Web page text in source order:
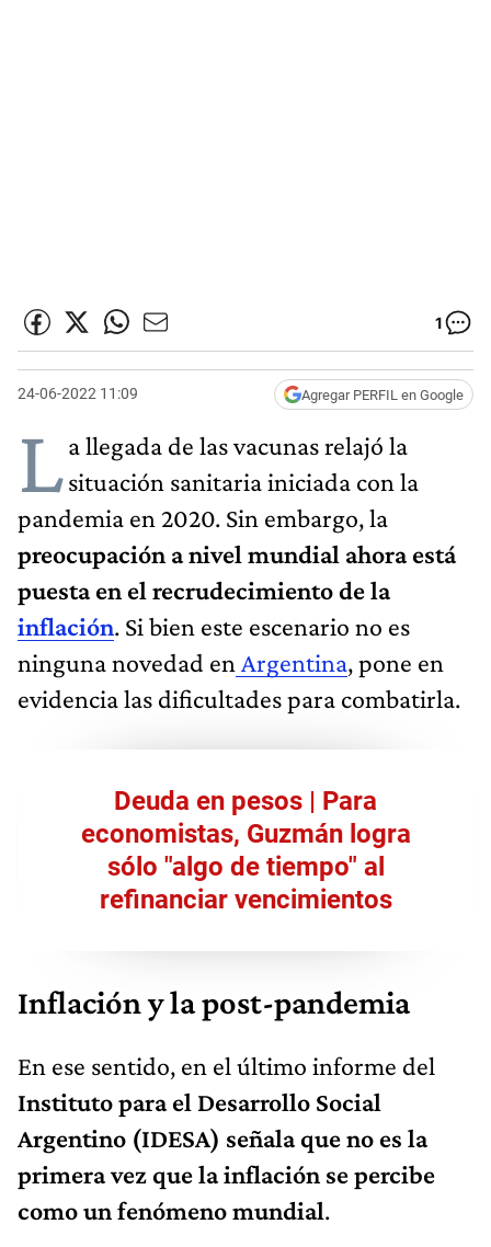
1
24-06-2022 11:09 Agregar PERFIL en Google
La llegada de las vacunas relajó la
situación sanitaria iniciada con la
pandemia en 2020. Sin embargo, la
preocupación a nivel mundial ahora está
puesta en el recrudecimiento de la
inflación. Si bien este escenario no es
ninguna novedad en Argentina, pone en
evidencia las dificultades para combatirla.
Deuda en pesos | Para
economistas, Guzmán logra
sólo "algo de tiempo" al
refinanciar vencimientos
Inflación y la post-pandemia
En ese sentido, en el último informe del
Instituto para el Desarrollo Social
Argentino (IDESA) señala que no es la
primera vez que la inflación se percibe
como un fenómeno mundial.